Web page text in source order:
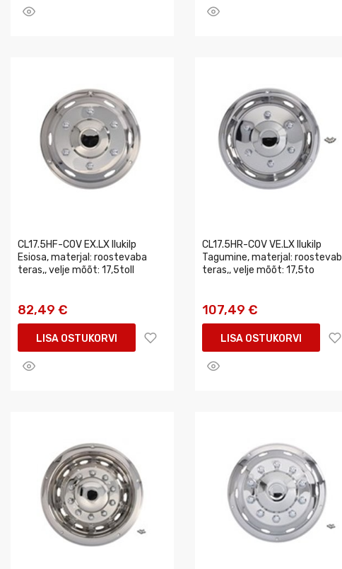
CL17.5HF-COV EX.LX Ilukilp
Esiosa, materjal: roostevaba
teras,, velje mõõt: 17,5toll
82,49 €
LISA OSTUKORVI
CL17.5HR-COV VE.LX Ilukilp
Tagumine, materjal:
teras,, velje mõõt: 17,5to
107,49 €
LISA OSTUKORVI